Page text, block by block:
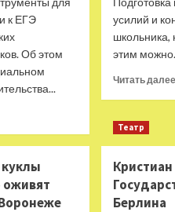
к ЕГЭ
Об этом
усилий и
школьника,
этим
Читать
оживят
Театр
Берлина